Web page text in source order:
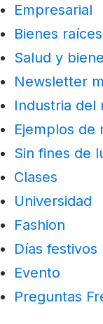
Empresarial
Bienes raíces
Salud y
Newsletter
Industria del
Ejemplos de
Sin fines de
Clases
Universidad
Fashion
Días festivos
Evento
Preguntas